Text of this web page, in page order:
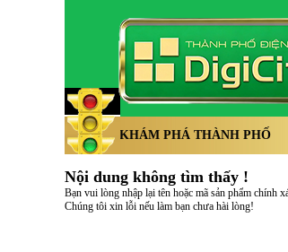
KHÁM PHÁ THÀNH PHỐ
Nội dung không tìm thấy !
Bạn vui lòng nhập lại tên hoặc mã sản phẩm chính
Chúng tôi xin lỗi nếu làm bạn chưa hài lòng!